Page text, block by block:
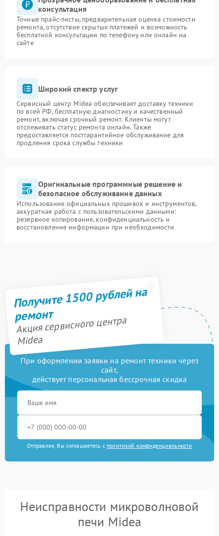
консультация
Точные прайс-листы, предварительная оценка стоимости
ремонта, отсутствие скрытых платежей и возможность
бесплатной консультации по телефону или онлайн на
сайте
Широкий спектр услуг
Сервисный центр Midea обеспечивает доставку техники
по всей РФ, бесплатную диагностику и качественный
ремонт, включая срочный ремонт. Клиенты могут
отслеживать статус ремонта онлайн. Также
предоставляется постгарантийное обслуживание для
продления срока службы техники
Оригинальные программные решение и
безопасное обслуживание данных
Использование официальных прошивок и инструментов,
аккуратная работа с пользовательскими данными:
резервное копирование, конфиденциальность и
восстановление информации при необходимости
Получите 1500 рублей на
ремонт
Акция сервисного центра
Midea
При оформлении заявки на ремонт техники через
сайт,
действует персональная бессрочная скидка
Отправляя, Вы соглашаетесь с политикой конфиденциальности
Неисправности микроволновой
печи Midea